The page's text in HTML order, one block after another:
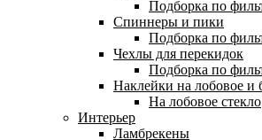
Подборка по
Спиннеры и пики
Подборка по
Чехлы для перекидок
Подборка по
Наклейки на лобовое и
На лобовое стекло
Интерьер
Ламбрекены